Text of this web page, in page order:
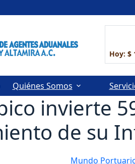
Hoy: $
Quiénes Somos
invierte
de su
Mundo